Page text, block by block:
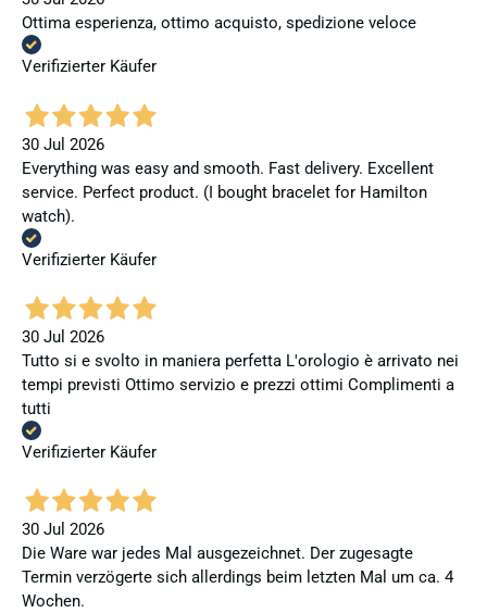
Ottima esperienza, ottimo acquisto, spedizione veloce
Verifizierter Käufer
30 Jul 2026
Everything was easy and smooth. Fast delivery. Excellent
service. Perfect product. (I bought bracelet for Hamilton
watch).
Verifizierter Käufer
30 Jul 2026
Tutto si e svolto in maniera perfetta L'orologio è arrivato nei
tempi previsti Ottimo servizio e prezzi ottimi Complimenti a
tutti
Verifizierter Käufer
30 Jul 2026
Die Ware war jedes Mal ausgezeichnet. Der zugesagte
Termin verzögerte sich allerdings beim letzten Mal um ca. 4
Wochen.